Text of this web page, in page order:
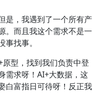
是，我遇到了一个所有产
而且我这个需求不是一
找事。
型，找到我们负责中登
需求呀！AI+大数据，这
白富指日可待呀！反正我